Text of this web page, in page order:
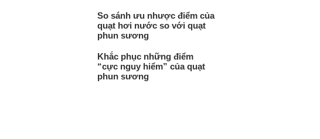
So sánh ưu nhược điểm của
quạt hơi nước so với quạt
phun sương
Khắc phục những điểm
“cực nguy hiểm” của quạt
phun sương